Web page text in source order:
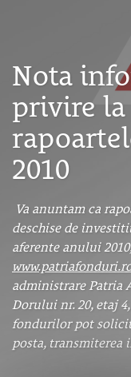
Nota
privire
2010
Va anuntam ca
deschise de
aferente anului
administrare Patria
Dorului nr. 20, etaj
fondurilor pot
posta, transmiterea